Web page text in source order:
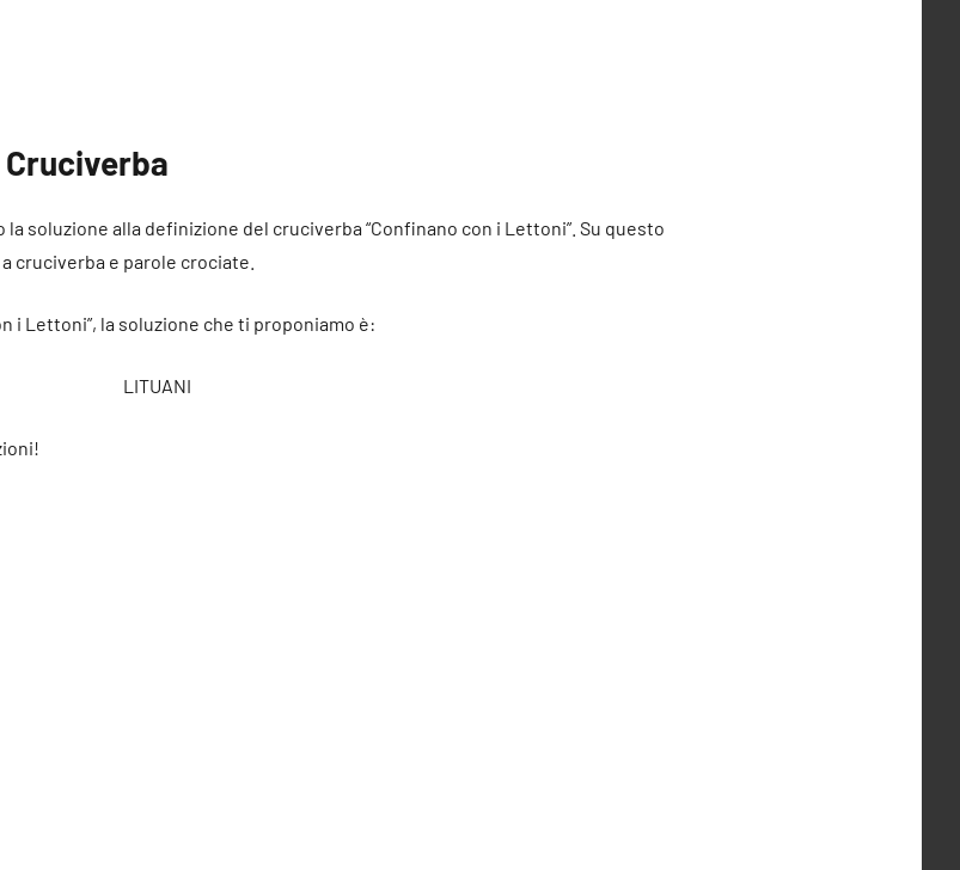
soluzione alla definizione del cruciverba “Confinano con i Lettoni”. Su questo
cruciverba e parole crociate.
i Lettoni”, la soluzione che ti proponiamo è:
LITUANI